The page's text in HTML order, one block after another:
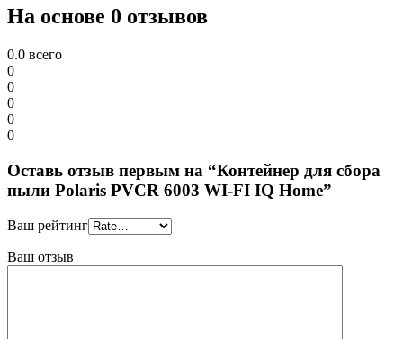
На основе 0 отзывов
0.0 всего
0
0
0
0
0
Оставь отзыв первым на “Контейнер для сбора
пыли Polaris PVCR 6003 WI-FI IQ Home”
Ваш рейтинг
Ваш отзыв